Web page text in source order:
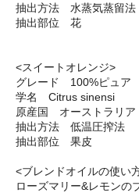
抽出方法 水蒸気蒸留法
抽出部位 花
<スイートオレンジ>
グレード 100%ピュア
学名 Citrus sinensi
原産国 オーストラリア
抽出方法 低温圧搾法
抽出部位 果皮
<ブレンドオイルの使い
ローズマリー&レモンの